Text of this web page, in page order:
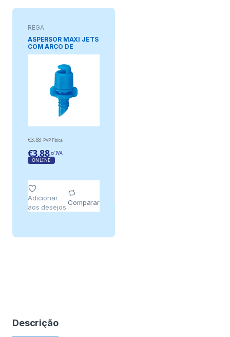
REGA
ASPERSOR MAXI JETS
COM ARCO DE
IRRIGAÇÃO DE 180°, 10
€3,88 PVP Física
€3,88 c/ IVA
ONLINE
Adicionar
aos desejos
Comparar
Descrição